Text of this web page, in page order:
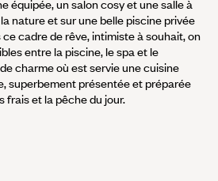
équipée, un salon cosy et une salle à
nature et sur une belle piscine privée
cadre de rêve, intimiste à souhait, on
entre la piscine, le spa et le
charme où est servie une cuisine
superbement présentée et préparée
frais et la pêche du jour.